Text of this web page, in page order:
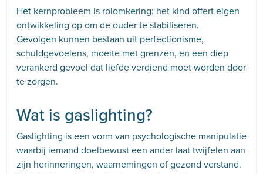
Het kernprobleem is rolomkering: het kind offert eigen
ontwikkeling op om de ouder te stabiliseren.
Gevolgen kunnen bestaan uit perfectionisme,
schuldgevoelens, moeite met grenzen, en een diep
verankerd gevoel dat liefde verdiend moet worden door
te zorgen.
Wat is gaslighting?
Gaslighting is een vorm van psychologische manipulatie
waarbij iemand doelbewust een ander laat twijfelen aan
zijn herinneringen, waarnemingen of gezond verstand.